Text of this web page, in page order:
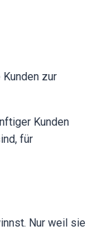
zur
Kunden
für
Nur weil sie